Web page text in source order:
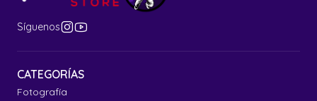
Síguenos
CATEGORÍAS
Fotografía